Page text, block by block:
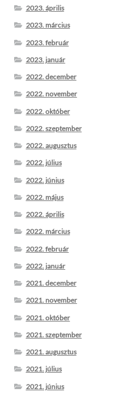
2023. április
2023. március
2023. február
2023. január
2022. december
2022. november
2022. október
2022. szeptember
2022. augusztus
2022. július
2022. június
2022. május
2022. április
2022. március
2022. február
2022. január
2021. december
2021. november
2021. október
2021. szeptember
2021. augusztus
2021. július
2021. június